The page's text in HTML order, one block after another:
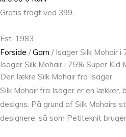
Gratis fragt ved 399,-
Est. 1983
Forside /Garn / Isager Silk Mohair i
Isager Silk Mohair i 75% Super Kid
Den lækre Silk Mohair fra Isager
Silk Mohair fra Isager er en
designs. På grund af Silk Mohairs
designere, så som Petiteknit